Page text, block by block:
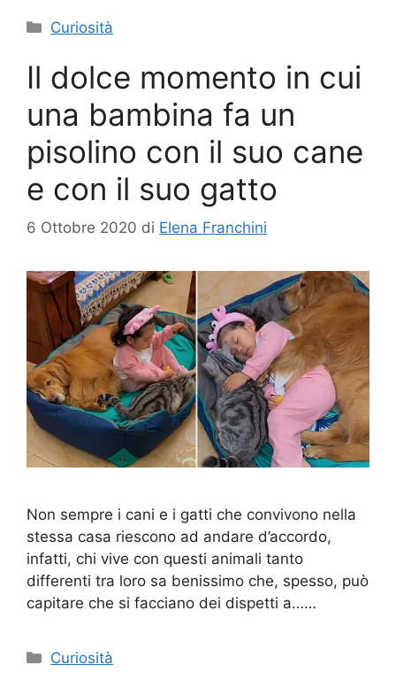
Categorie
Curiosità
Il dolce momento in cui
una bambina fa un
pisolino con il suo cane
e con il suo gatto
6 Ottobre 2020 di Elena Franchini
Non sempre i cani e i gatti che convivono nella
stessa casa riescono ad andare d’accordo,
infatti, chi vive con questi animali tanto
differenti tra loro sa benissimo che, spesso, può
capitare che si facciano dei dispetti a……
Categorie
Curiosità